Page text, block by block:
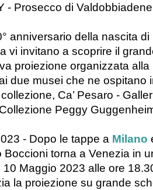
- Prosecco di
anniversario della nascita
vi invitano a scoprire il
proiezione organizzata
due musei che ne ospitano
Ca’ Pesaro -
Peggy
- Dopo le tappe a Milano
Boccioni torna a Venezia in
Maggio 2023 alle ore
la proiezione su grande